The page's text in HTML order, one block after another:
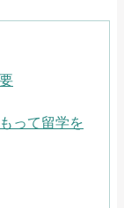
って留学を